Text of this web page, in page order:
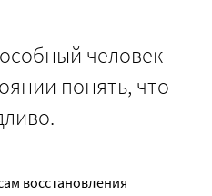
человек
понять, что
восстановления